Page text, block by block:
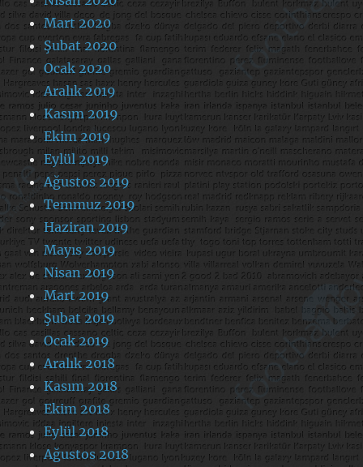
Mart 2020
Şubat 2020
Ocak 2020
Aralık 2019
Kasım 2019
Ekim 2019
Eylül 2019
Ağustos 2019
Temmuz 2019
Haziran 2019
Mayıs 2019
Nisan 2019
Mart 2019
Şubat 2019
Ocak 2019
Aralık 2018
Kasım 2018
Ekim 2018
Eylül 2018
Ağustos 2018